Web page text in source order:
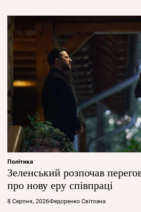
Політика
Зеленський розпочав
про нову еру співпраці
8 Серпня, 2026Федоренко Світлана